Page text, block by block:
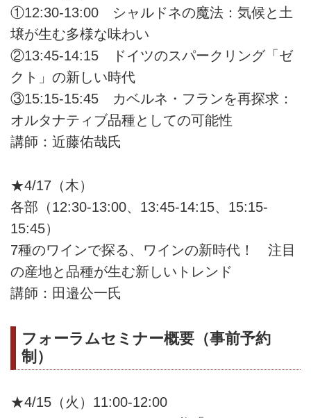
①12:30-13:00 シャルドネの魔法：気候と土
壌が生む多様な味わい
②13:45-14:15 ドイツのスパークリング「ゼ
クト」の新しい時代
③15:15-15:45 カベルネ・フランを再探求：
オルタナティブ品種としての可能性
講師：近藤佑哉氏
★4/17（木）
各部（12:30-13:00、13:45-14:15、15:15-
15:45）
7種のワインで探る、ワインの新時代！ 注目
の産地と品種が生む新しいトレンド
講師：田邉公一氏
フォーラムセミナー概要（事前予約
制）
★4/15（火）11:00-12:00